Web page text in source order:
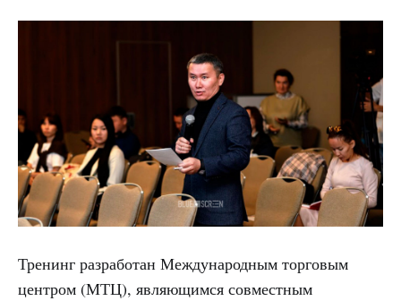
Тренинг разработан Международным торговым
центром (МТЦ), являющимся совместным